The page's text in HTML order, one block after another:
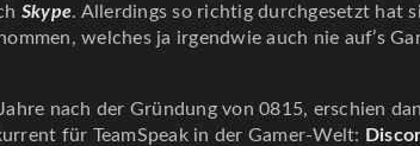
Skype. Allerdings so richtig durchgesetzt hat
welches ja irgendwie auch nie auf’s
nach der Gründung von 0815, erschien
für TeamSpeak in der Gamer-Welt: